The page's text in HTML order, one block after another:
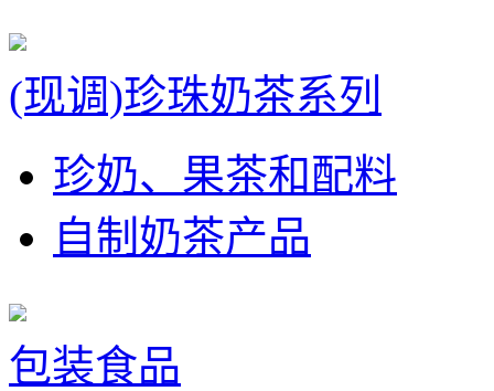
(现调)珍珠奶茶系列
珍奶、果茶和配料
自制奶茶产品
包装食品